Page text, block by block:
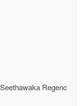
Regenc